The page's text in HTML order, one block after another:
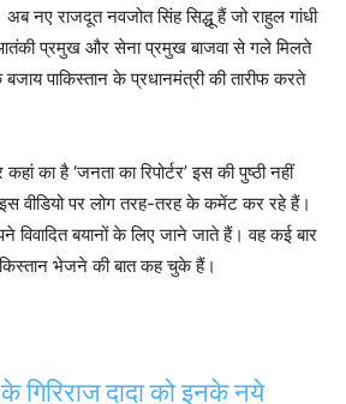
नए राजदूत नवजोत सिंह सिद्धू हैं जो राहुल गांधी
प्रमुख और सेना प्रमुख बाजवा से गले मिलते
पाकिस्तान के प्रधानमंत्री की तारीफ करते
का है ‘जनता का रिपोर्टर’ इस की पुष्ठी नहीं
वीडियो पर लोग तरह-तरह के कमेंट कर रहे हैं।
विवादित बयानों के लिए जाने जाते हैं। वह कई बार
भेजने की बात कह चुके हैं।
गिरिराज दादा को इनके नये